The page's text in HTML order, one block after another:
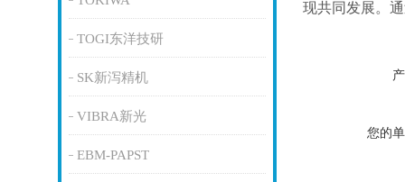
TOGI东洋技研
SK新泻精机
VIBRA新光
EBM-PAPST
现共同发展。
您的